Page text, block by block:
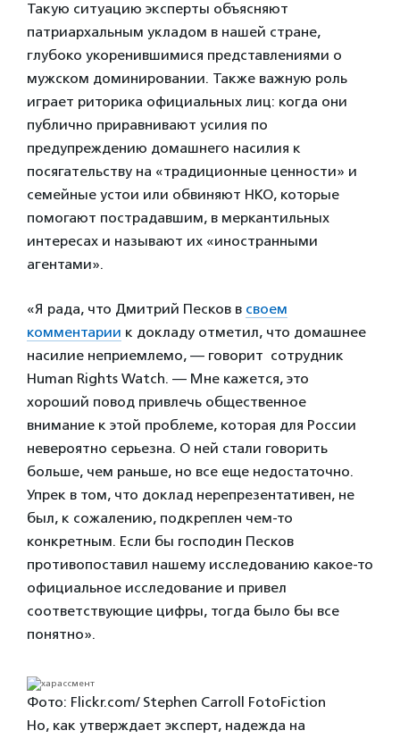
Такую ситуацию эксперты объясняют
патриархальным укладом в нашей стране,
глубоко укоренившимися представлениями о
мужском доминировании. Также важную роль
играет риторика официальных лиц: когда они
публично приравнивают усилия по
предупреждению домашнего насилия к
посягательству на «традиционные ценности» и
семейные устои или обвиняют НКО, которые
помогают пострадавшим, в меркантильных
интересах и называют их «иностранными
агентами».
«Я рада, что Дмитрий Песков в своем
комментарии к докладу отметил, что домашнее
насилие неприемлемо, — говорит сотрудник
Human Rights Watch. — Мне кажется, это
хороший повод привлечь общественное
внимание к этой проблеме, которая для России
невероятно серьезна. О ней стали говорить
больше, чем раньше, но все еще недостаточно.
Упрек в том, что доклад нерепрезентативен, не
был, к сожалению, подкреплен чем-то
конкретным. Если бы господин Песков
противопоставил нашему исследованию какое-то
официальное исследование и привел
соответствующие цифры, тогда было бы все
понятно».
Фото: Flickr.com/ Stephen Carroll FotoFiction
Но, как утверждает эксперт, надежда на